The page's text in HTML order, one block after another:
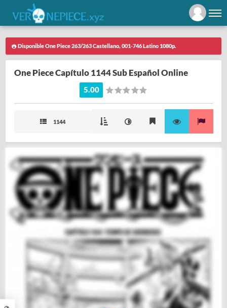
Disponible One Piece 263/263 Castellano, 001-746 Latino 1080p.
One Piece Capítulo 1144 Sub Español Online
5.00
1144